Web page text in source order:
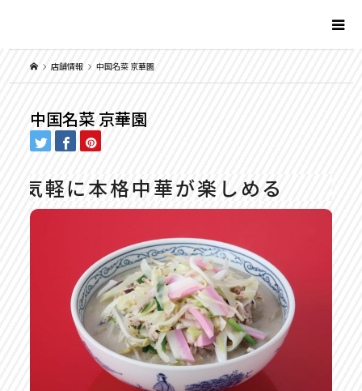
店舗情報 中国名菜 京華園
中国名菜 京華園
気軽に本格中華が楽しめる